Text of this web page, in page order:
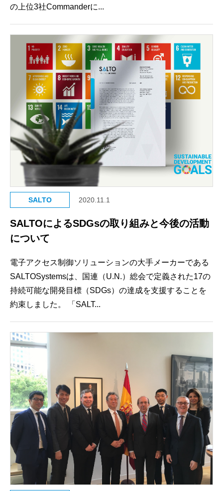
の上位3社Commanderに...
SALTO 2020.11.1
SALTOによるSDGsの取り組みと今後の活動
について
電子アクセス制御ソリューションの大手メーカーである
SALTOSystemsは、国連（U.N.）総会で定義された17の
持続可能な開発目標（SDGs）の達成を支援することを
約束しました。 「SALT...